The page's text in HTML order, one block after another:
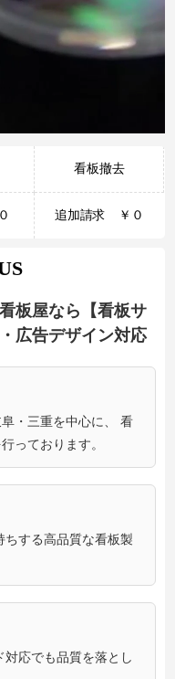
看板撤去
追加請求 ￥０
板屋なら【看板サ
広告デザイン対応
・三重を中心に、 看
っております。
する高品質な看板製
応でも品質を落とし